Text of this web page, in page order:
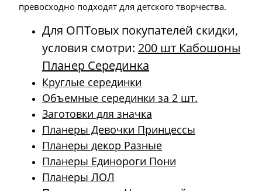
превосходно подходят для детского творчества.
Для ОПТовых покупателей скидки,
условия смотри: 200 шт Кабошоны
Планер Серединка
Круглые серединки
Объемные серединки за 2 шт.
Заготовки для значка
Планеры Девочки Принцессы
Планеры декор Разные
Планеры Единороги Пони
Планеры ЛОЛ